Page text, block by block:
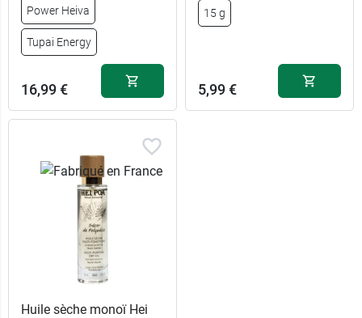
Tupai Energy 4,49 €
Power Heiva
Tupai Energy
16,99 €
15 g
5,99 €
Huile sèche monoï Hei